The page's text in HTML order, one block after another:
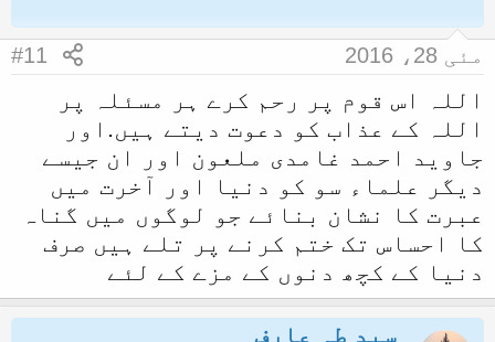
ک
ا
آ
غ
ا
ز
ک
ر
ن
ے
آ
ا
ز
مئی 28، 2016 #11
اللہ اس قوم پر رحم کرے ہر مسئلہ پر
اللہ کے عذاب کو دعوت دیتے ہیں.اور
جاوید احمد غامدی ملعون اور ان جیسے
دیگر علماء سو کو دنیا اور آخرت میں
عبرت کا نشان بنائے جو لوگوں میں گناہ
کا احساس تک ختم کرنے پر تلے ہیں صرف
دنیا کے کچھ دنوں کے مزے کے لئے
سید طہ عارف